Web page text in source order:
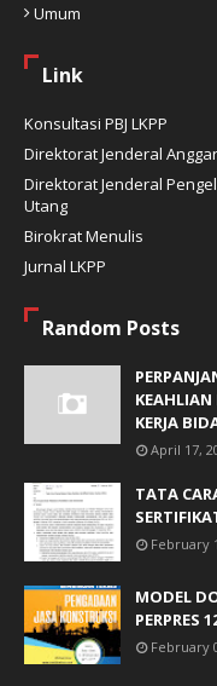
Umum
Link
Konsultasi PBJ LKPP
Direktorat Jenderal
Direktorat Jenderal
Utang
Birokrat Menulis
Jurnal LKPP
Random Posts
KEAHLIAN
KERJA
April 17,
TATA
February
MODEL
PERPRES
February